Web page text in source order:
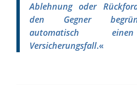
Ablehnung oder
den Gegner
automatisch
Versicherungsfall.«